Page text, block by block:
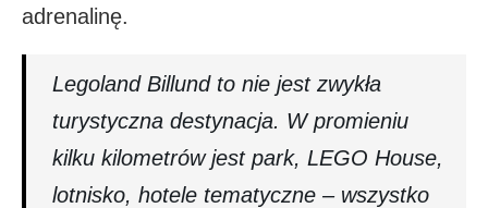
adrenalinę.
Legoland Billund to nie jest zwykła
turystyczna destynacja. W promieniu
kilku kilometrów jest park, LEGO House,
lotnisko, hotele tematyczne – wszystko